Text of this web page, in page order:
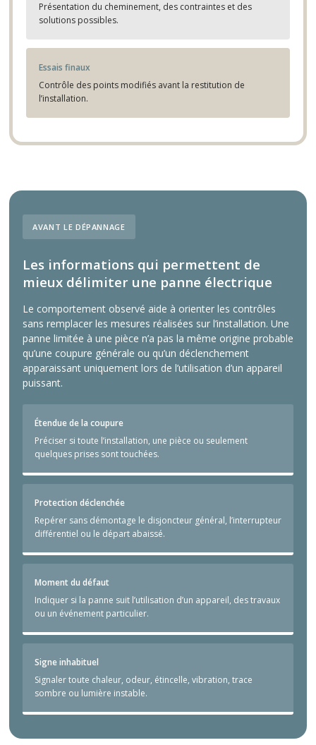
Présentation du cheminement, des contraintes et des
solutions possibles.
Essais finaux
Contrôle des points modifiés avant la restitution de
l’installation.
AVANT LE DÉPANNAGE
Les informations qui permettent de
mieux délimiter une panne électrique
Le comportement observé aide à orienter les contrôles
sans remplacer les mesures réalisées sur l’installation. Une
panne limitée à une pièce n’a pas la même origine probable
qu’une coupure générale ou qu’un déclenchement
apparaissant uniquement lors de l’utilisation d’un appareil
puissant.
Étendue de la coupure
Préciser si toute l’installation, une pièce ou seulement
quelques prises sont touchées.
Protection déclenchée
Repérer sans démontage le disjoncteur général, l’interrupteur
différentiel ou le départ abaissé.
Moment du défaut
Indiquer si la panne suit l’utilisation d’un appareil, des travaux
ou un événement particulier.
Signe inhabituel
Signaler toute chaleur, odeur, étincelle, vibration, trace
sombre ou lumière instable.